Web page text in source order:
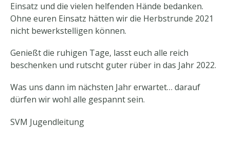
Einsatz und die vielen helfenden Hände bedanken.
Ohne euren Einsatz hätten wir die Herbstrunde 2021
nicht bewerkstelligen können.
Genießt die ruhigen Tage, lasst euch alle reich
beschenken und rutscht guter rüber in das Jahr 2022.
Was uns dann im nächsten Jahr erwartet… darauf
dürfen wir wohl alle gespannt sein.
SVM Jugendleitung